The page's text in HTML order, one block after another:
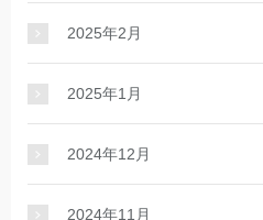
2025年2月
2025年1月
2024年12月
2024年11月